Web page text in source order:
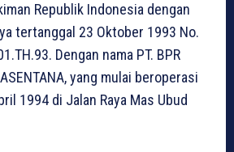
Republik Indonesia dengan
tertanggal 23 Oktober 1993 No.
Dengan nama PT. BPR
yang mulai beroperasi
1994 di Jalan Raya Mas Ubud